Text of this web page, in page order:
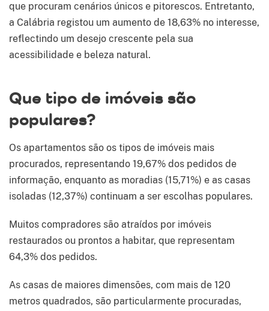
que procuram cenários únicos e pitorescos. Entretanto,
a Calábria registou um aumento de 18,63% no interesse,
reflectindo um desejo crescente pela sua
acessibilidade e beleza natural.
Que tipo de imóveis são
populares?
Os apartamentos são os tipos de imóveis mais
procurados, representando 19,67% dos pedidos de
informação, enquanto as moradias (15,71%) e as casas
isoladas (12,37%) continuam a ser escolhas populares.
Muitos compradores são atraídos por imóveis
restaurados ou prontos a habitar, que representam
64,3% dos pedidos.
As casas de maiores dimensões, com mais de 120
metros quadrados, são particularmente procuradas,